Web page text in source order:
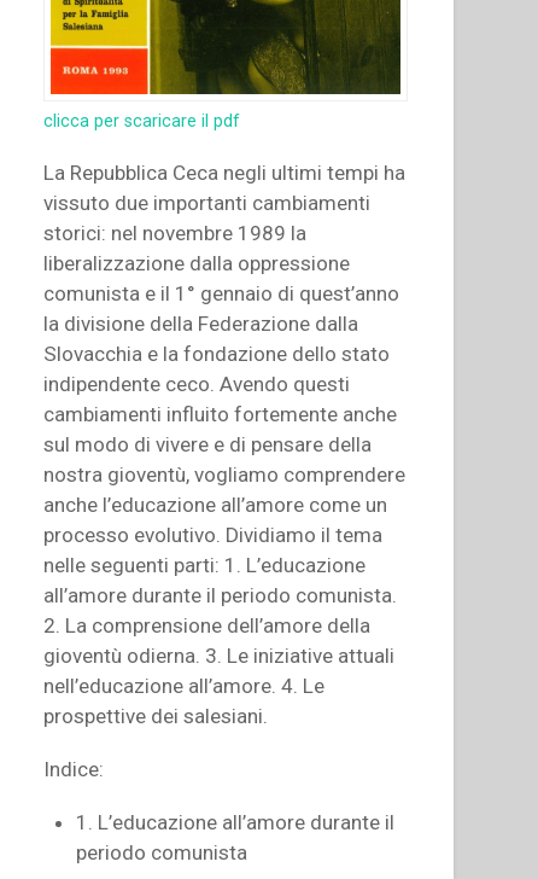
clicca per scaricare il pdf
La Repubblica Ceca negli ultimi tempi ha
vissuto due importanti cambiamenti
storici: nel novembre 1989 la
liberalizzazione dalla oppressione
comunista e il 1° gennaio di quest’anno
la divisione della Federazione dalla
Slovacchia e la fondazione dello stato
indipendente ceco. Avendo questi
cambiamenti influito fortemente anche
sul modo di vivere e di pensare della
nostra gioventù, vogliamo comprendere
anche l’educazione all’amore come un
processo evolutivo. Dividiamo il tema
nelle seguenti parti: 1. L’educazione
all’amore durante il periodo comunista.
2. La comprensione dell’amore della
gioventù odierna. 3. Le iniziative attuali
nell’educazione all’amore. 4. Le
prospettive dei salesiani.
Indice:
1. L’educazione all’amore durante il
periodo comunista